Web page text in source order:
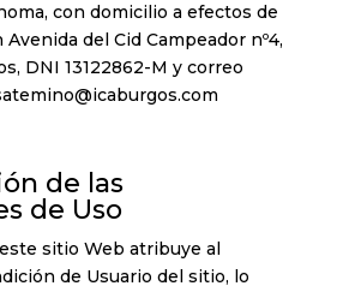
con domicilio a efectos de
del Cid Campeador nº4,
DNI 13122862-M y correo
de las
de Uso
sitio Web atribuye al
de Usuario del sitio, lo